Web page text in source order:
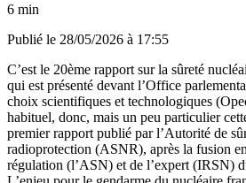
6 min
Publié le 28/05/2026 à 17:55
C’est le 20ème rapport sur la sûreté
qui est présenté devant l’Office
choix scientifiques et technologiques
habituel, donc, mais un peu particulier
premier rapport publié par l’Autorité de
radioprotection (ASNR), après la fusion
régulation (l’ASN) et de l’expert (IRSN)